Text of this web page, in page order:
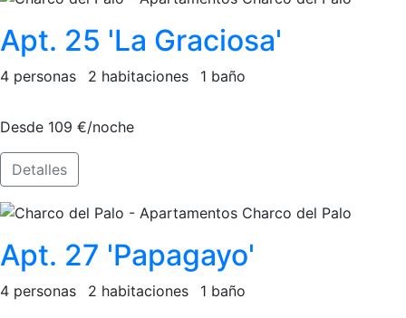
Apt. 25 'La Graciosa'
4 personas 2 habitaciones 1 baño
Desde 109 €/noche
Detalles
Apt. 27 'Papagayo'
4 personas 2 habitaciones 1 baño